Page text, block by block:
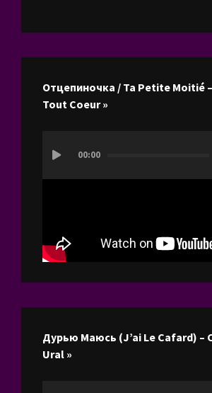
Отцепиночка / Ta Petite Moitié –
Tout Coeur »
vidéo
00:00
Дурью Маюсь (J’ai Le Cafard) –
Ural »